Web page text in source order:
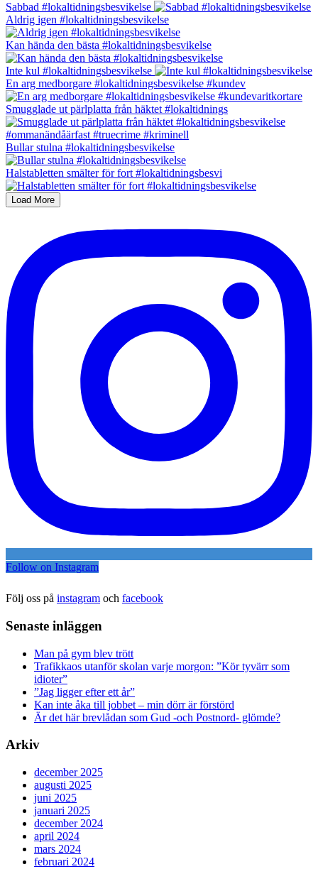
Sabbad #lokaltidningsbesvikelse
Aldrig igen #lokaltidningsbesvikelse
Kan hända den bästa #lokaltidningsbesvikelse
Inte kul #lokaltidningsbesvikelse
En arg medborgare #lokaltidningsbesvikelse #kundev
Smugglade ut pärlplatta från häktet #lokaltidnings
Bullar stulna #lokaltidningsbesvikelse
Halstabletten smälter för fort #lokaltidningsbesvi
Load More
Follow on Instagram
Följ oss på instagram och facebook
Senaste inläggen
Man på gym blev trött
Trafikkaos utanför skolan varje morgon: ”Kör tyvärr som
idioter”
”Jag ligger efter ett år”
Kan inte åka till jobbet – min dörr är förstörd
Är det här brevlådan som Gud -och Postnord- glömde?
Arkiv
december 2025
augusti 2025
juni 2025
januari 2025
december 2024
april 2024
mars 2024
februari 2024